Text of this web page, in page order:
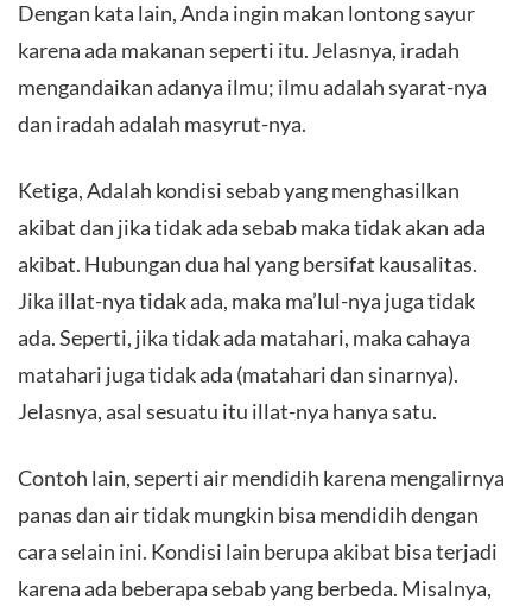
Dengan kata lain, Anda ingin makan lontong sayur
karena ada makanan seperti itu. Jelasnya, iradah
mengandaikan adanya ilmu; ilmu adalah syarat-nya
dan iradah adalah masyrut-nya.
Ketiga, Adalah kondisi sebab yang menghasilkan
akibat dan jika tidak ada sebab maka tidak akan ada
akibat. Hubungan dua hal yang bersifat kausalitas.
Jika illat-nya tidak ada, maka ma’lul-nya juga tidak
ada. Seperti, jika tidak ada matahari, maka cahaya
matahari juga tidak ada (matahari dan sinarnya).
Jelasnya, asal sesuatu itu illat-nya hanya satu.
Contoh lain, seperti air mendidih karena mengalirnya
panas dan air tidak mungkin bisa mendidih dengan
cara selain ini. Kondisi lain berupa akibat bisa terjadi
karena ada beberapa sebab yang berbeda. Misalnya,